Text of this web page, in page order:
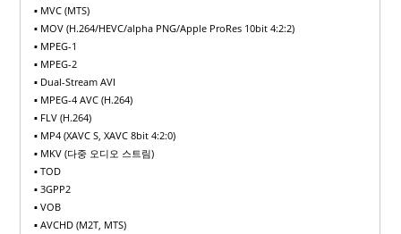
▪ MVC (MTS)
▪ MOV (H.264/HEVC/alpha PNG/Apple ProRes 10bit 4:2:2)
▪ MPEG-1
▪ MPEG-2
▪ Dual-Stream AVI
▪ MPEG-4 AVC (H.264)
▪ FLV (H.264)
▪ MP4 (XAVC S, XAVC 8bit 4:2:0)
▪ MKV (다중 오디오 스트림)
▪ TOD
▪ 3GPP2
▪ VOB
▪ AVCHD (M2T, MTS)